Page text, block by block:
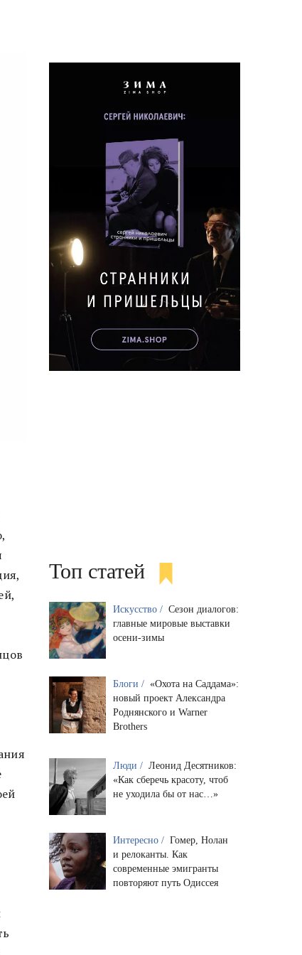
Топ статей
Искусство / Сезон диалогов:
главные мировые выставки
осени-зимы
Блоги / «Охота на Саддама»:
новый проект Александра
Роднянского и Warner
Brothers
Люди / Леонид Десятников:
«Как сберечь красоту, чтоб
не уходила бы от нас…»
Интересно / Гомер, Нолан
и релоканты. Как
современные эмигранты
повторяют путь Одиссея